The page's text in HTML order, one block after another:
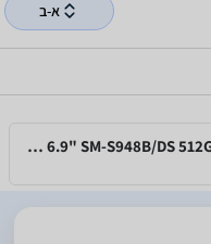
א-ב
סמסונג גלקסי Samsung Galaxy S26 Ultra 6.9" SM-S948B/DS 512GB 12GB RAM